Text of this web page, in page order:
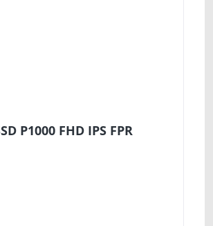
P1000 FHD IPS FPR